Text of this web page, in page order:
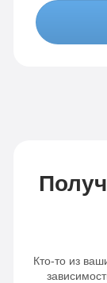
Кто-то из